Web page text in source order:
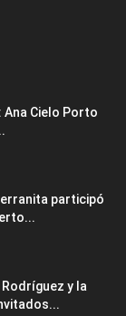
Ana Cielo Porto
participó
Rodríguez y la